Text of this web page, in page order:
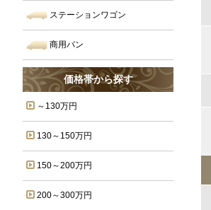
ステーションワゴン
商用バン
価格帯から探す
～130万円
130～150万円
150～200万円
200～300万円